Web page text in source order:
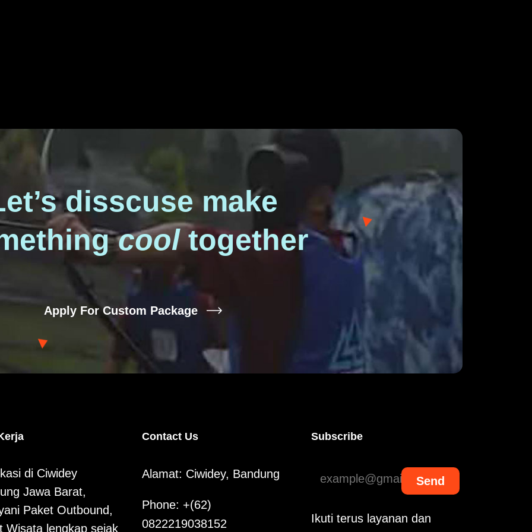
disscuse make
cooltogether
Apply For Custom Package
di Ciwidey
Jawa Barat,
Paket Outbound,
Wisata lengkap sejak
Contact Us
Alamat: Ciwidey, Bandung
Phone: +(62)
0822219038152
Subscribe
Send
Ikuti terus layanan dan